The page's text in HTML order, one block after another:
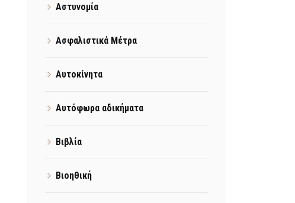
Αστυνομία
Ασφαλιστικά Μέτρα
Αυτοκίνητα
Αυτόφωρα αδικήματα
Βιβλία
Βιοηθική